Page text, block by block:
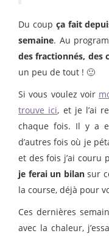
Du coup ça fait
semaine. Au
des fractionnés, des
un peu de tout ! 🙂
Si vous voulez voir
trouve ici, et je l’ai
chaque fois. Il y a
d’autres fois où je
et des fois j’ai couru
je ferai un bilansur
la course, déjà pour
Ces dernières
avec la chaleur,